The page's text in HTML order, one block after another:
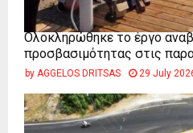
Ολοκληρώθηκε το έργο
προσβασιμότητας στις
by AGGELOS DRITSAS 29 July